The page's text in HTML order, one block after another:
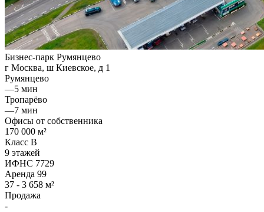
Бизнес-парк Румянцево
г Москва, ш Киевское, д 1
Румянцево
—5 мин
Тропарёво
—7 мин
Офисы от собственника
170 000 м²
Класс B
9 этажей
ИФНС 7729
Аренда 99
37 - 3 658 м²
Продажа
-